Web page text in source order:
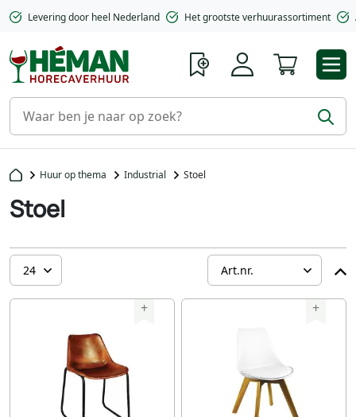
Levering door heel Nederland Het grootste verhuurassortiment
Huur op thema Industrial Stoel
Stoel
+ +